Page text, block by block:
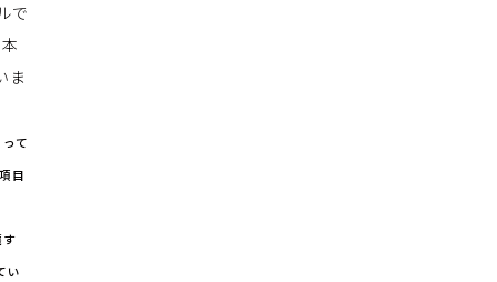
で
ま
て
目
い